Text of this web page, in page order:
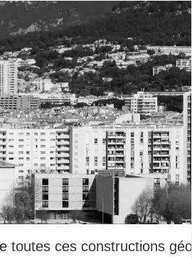
toutes ces constructions